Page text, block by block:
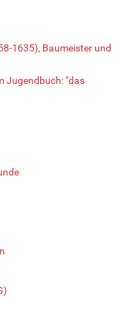
1635), Baumeister und
Jugendbuch: "das